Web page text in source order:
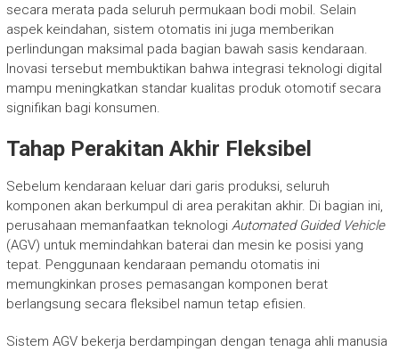
secara merata pada seluruh permukaan bodi mobil. Selain
aspek keindahan, sistem otomatis ini juga memberikan
perlindungan maksimal pada bagian bawah sasis kendaraan.
Inovasi tersebut membuktikan bahwa integrasi teknologi digital
mampu meningkatkan standar kualitas produk otomotif secara
signifikan bagi konsumen.
Tahap Perakitan Akhir Fleksibel
Sebelum kendaraan keluar dari garis produksi, seluruh
komponen akan berkumpul di area perakitan akhir. Di bagian ini,
perusahaan memanfaatkan teknologi Automated Guided Vehicle
(AGV) untuk memindahkan baterai dan mesin ke posisi yang
tepat. Penggunaan kendaraan pemandu otomatis ini
memungkinkan proses pemasangan komponen berat
berlangsung secara fleksibel namun tetap efisien.
Sistem AGV bekerja berdampingan dengan tenaga ahli manusia